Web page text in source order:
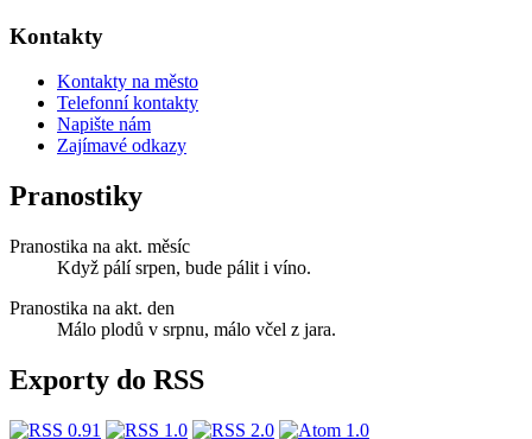
Kontakty
Kontakty na město
Telefonní kontakty
Napište nám
Zajímavé odkazy
Pranostiky
Pranostika na akt. měsíc
Když pálí srpen, bude pálit i víno.
Pranostika na akt. den
Málo plodů v srpnu, málo včel z jara.
Exporty do RSS